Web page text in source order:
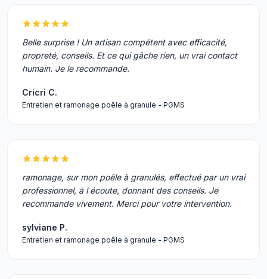
Belle surprise ! Un artisan compétent avec efficacité,
propreté, conseils. Et ce qui gâche rien, un vrai contact
humain. Je le recommande.
Cricri C.
Entretien et ramonage poêle à granule - PGMS
ramonage, sur mon poêle à granulés, effectué par un vrai
professionnel, à l écoute, donnant des conseils. Je
recommande vivement. Merci pour votre intervention.
sylviane P.
Entretien et ramonage poêle à granule - PGMS